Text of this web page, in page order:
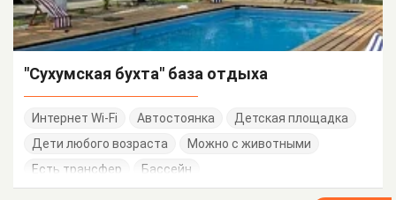
"Сухумская бухта" база отдыха
Интернет Wi-Fi Автостоянка
Детская площадка
Дети любого возраста
Можно с животными
Есть трансфер
Бассейн